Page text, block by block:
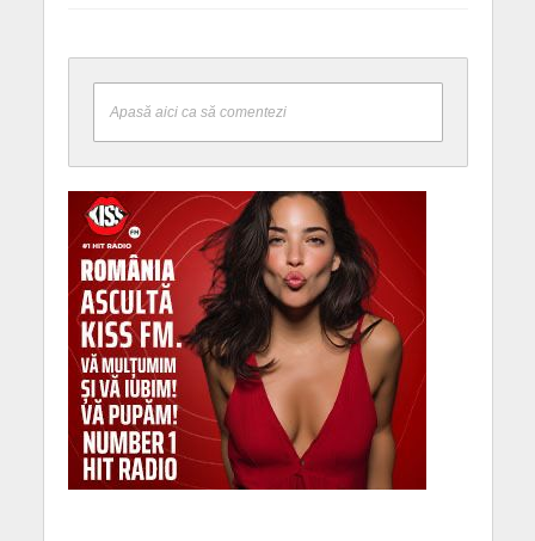
Apasă aici ca să comentezi